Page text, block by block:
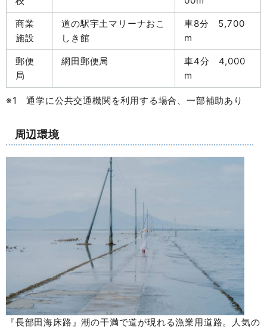
商業
施設
道の駅宇土マリーナおこ
しき館
車8分 5,700
m
郵便
局
網田郵便局
車4分 4,000
m
※1 通学に公共交通機関を利用する場合、一部補助あり
周辺環境
『長部田海床路』潮の干満で道が現れる漁業用道路。人気の